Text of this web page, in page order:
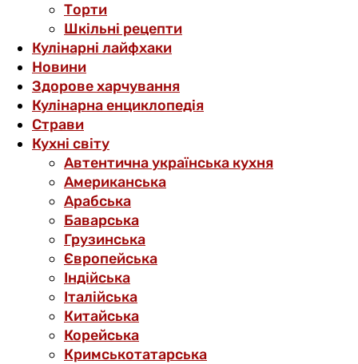
Торти
Шкільні рецепти
Кулінарні лайфхаки
Новини
Здорове харчування
Кулінарна енциклопедія
Страви
Кухні світу
Автентична українська кухня
Американська
Арабська
Баварська
Грузинська
Європейська
Індійська
Італійська
Китайська
Корейська
Кримськотатарська